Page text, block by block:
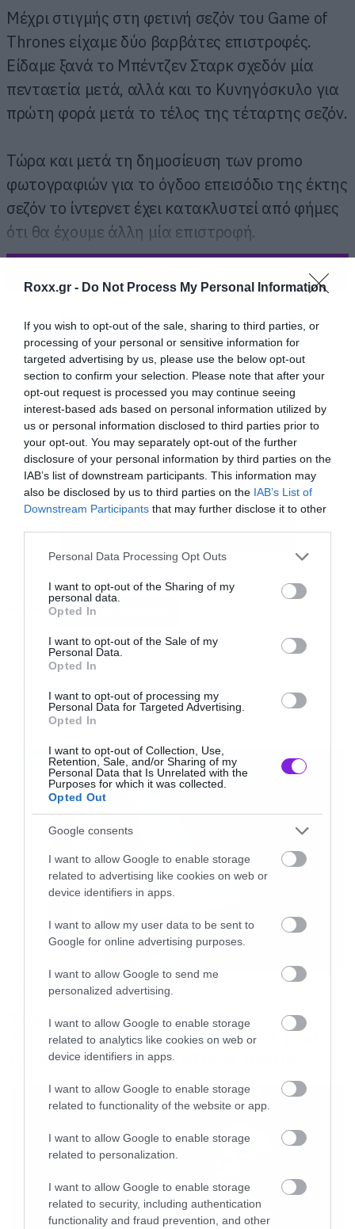
Roxx.gr - Do Not Process My Personal Information
If you wish to opt-out of the sale, sharing to third parties, or
processing of your personal or sensitive information for
targeted advertising by us, please use the below opt-out
section to confirm your selection. Please note that after your
opt-out request is processed you may continue seeing
interest-based ads based on personal information utilized by
us or personal information disclosed to third parties prior to
your opt-out. You may separately opt-out of the further
disclosure of your personal information by third parties on the
IAB’s list of downstream participants. This information may
also be disclosed by us to third parties on the IAB’s List of
Downstream Participants that may further disclose it to other
Please note that this website/app uses one or more Google
not limited to your visit or usage behaviour. You may click to
grant or deny consent to Google and its third-party tags to
use your data for below specified purposes in below Google
consent section.
Personal Data Processing Opt Outs
I want to opt-out of the Sharing of my
personal data.
Opted In
I want to opt-out of the Sale of my
Personal Data.
Opted In
I want to opt-out of processing my
Personal Data for Targeted Advertising.
Opted In
I want to opt-out of Collection, Use,
Retention, Sale, and/or Sharing of my
Personal Data that Is Unrelated with the
Purposes for which it was collected.
Opted Out
Google consents
I want to allow Google to enable storage
related to advertising like cookies on web or
device identifiers in apps.
I want to allow my user data to be sent to
Google for online advertising purposes.
I want to allow Google to send me
personalized advertising.
I want to allow Google to enable storage
related to analytics like cookies on web or
device identifiers in apps.
I want to allow Google to enable storage
related to functionality of the website or app.
I want to allow Google to enable storage
related to personalization.
I want to allow Google to enable storage
related to security, including authentication
functionality and fraud prevention, and other
Μέχρι στιγμής στη φετινή σεζόν του Game of
Thrones είχαμε δύο βαρβάτες επιστροφές.
Είδαμε ξανά το Μπέντζεν Σταρκ σχεδόν μία
πενταετία μετά, αλλά και το Κυνηγόσκυλο για
πρώτη φορά μετά το τέλος της τέταρτης σεζόν.
Τώρα και μετά τη δημοσίευση των promo
φωτογραφιών για το όγδοο επεισόδιο της έκτης
σεζόν το ίντερνετ έχει κατακλυστεί από φήμες
ότι θα έχουμε άλλη μία επιστροφή.
Η φημολογία βασίζεται σε αυτή τη
φωτογραφία.
Βλέπουμε το κορίτσι που κυνηγάει την Άρια με
στόχο να τη σκοτώσει. Ποιος είναι όμως αυτός
πίσω της;
Λέτε να είναι αυτός;
GAME OF THRONES
Movies
The X-Files: I Want to Believe –
Επιστρέφει με director’s cut που
υπόσχεται περισσότερο τρόμο